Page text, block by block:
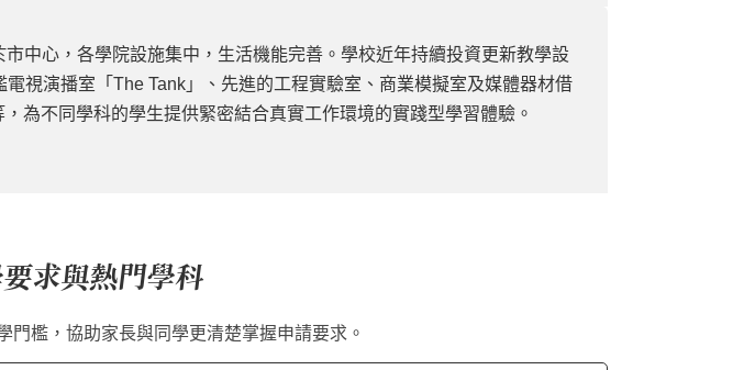
中心，各學院設施集中，生活機能完善。學校近年持續投資更新教學設
視演播室「The Tank」、先進的工程實驗室、商業模擬室及媒體器材借
為不同學科的學生提供緊密結合真實工作環境的實踐型學習體驗。
求與熱門學科
檻，協助家長與同學更清楚掌握申請要求。